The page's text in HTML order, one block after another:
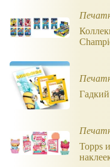
Topps